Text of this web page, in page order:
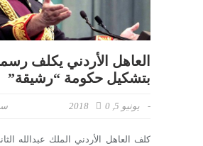
العاهل الأردني يكلف
بتشكيل حكومة “رشيقة”
- يونيو 5, 2018 0
كلف العاهل الأردني الملك عبدالله